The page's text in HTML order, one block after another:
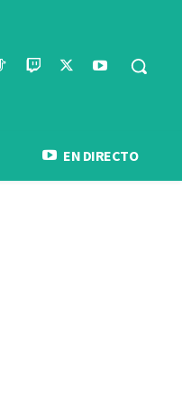
EN DIRECTO